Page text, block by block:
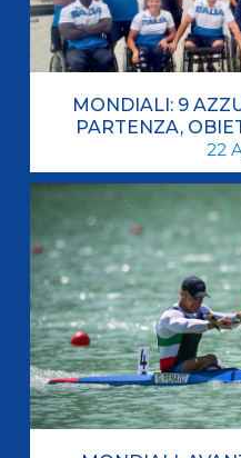
MONDIALI: 9
PARTENZA,
22